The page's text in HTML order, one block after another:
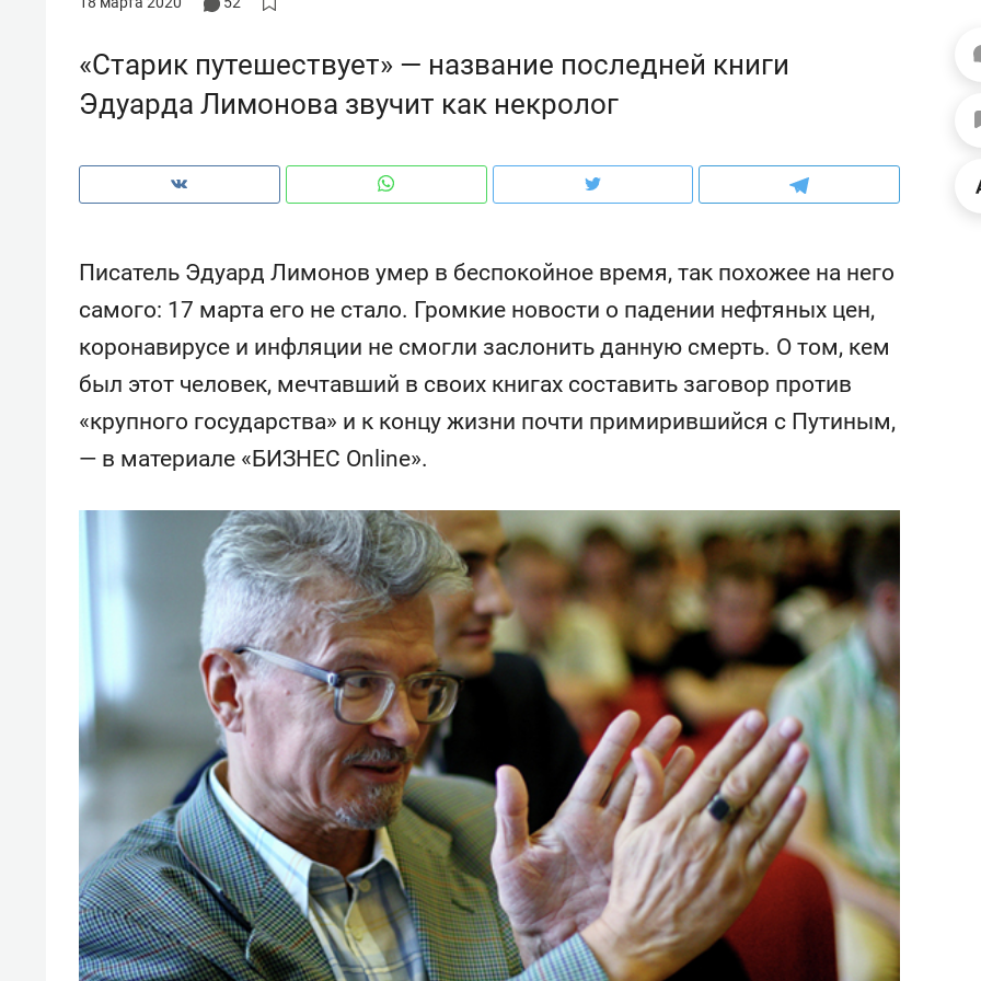
«Старик путешествует» — название последней книги
Эдуарда Лимонова звучит как некролог
Писатель Эдуард Лимонов умер в беспокойное время, так похожее на него
самого: 17 марта его не стало. Громкие новости о падении нефтяных цен,
коронавирусе и инфляции не смогли заслонить данную смерть. О том, кем
был этот человек, мечтавший в своих книгах составить заговор против
«крупного государства» и к концу жизни почти примирившийся с Путиным,
— в материале «БИЗНЕС Online».
Дизайнер-прораб Наталья
Наседкина: «Ремонт вместе
для меня это челлендж!»
Как выжить ребенку без
дней
Рекомендуем
Салих хазрат
с вершины горы»